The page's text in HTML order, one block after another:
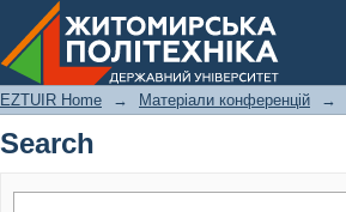
Search
EZTUIR Home → Матеріали конференцій →
Search